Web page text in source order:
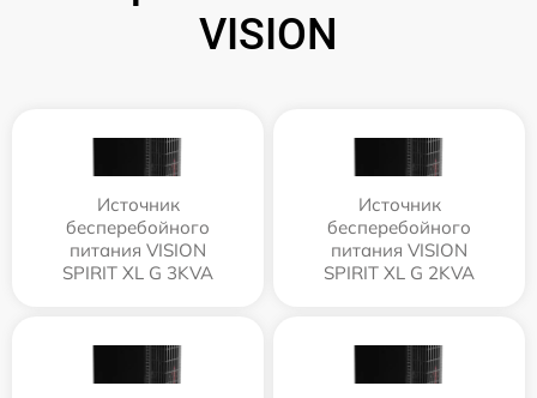
VISION
Источник
бесперебойного
питания VISION
SPIRIT XL G 3KVA
Источник
бесперебойного
питания VISION
SPIRIT XL G 2KVA